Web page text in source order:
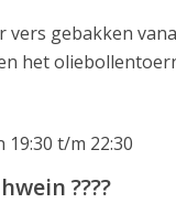
vers gebakken
het
19:30 t/m 22:30
????